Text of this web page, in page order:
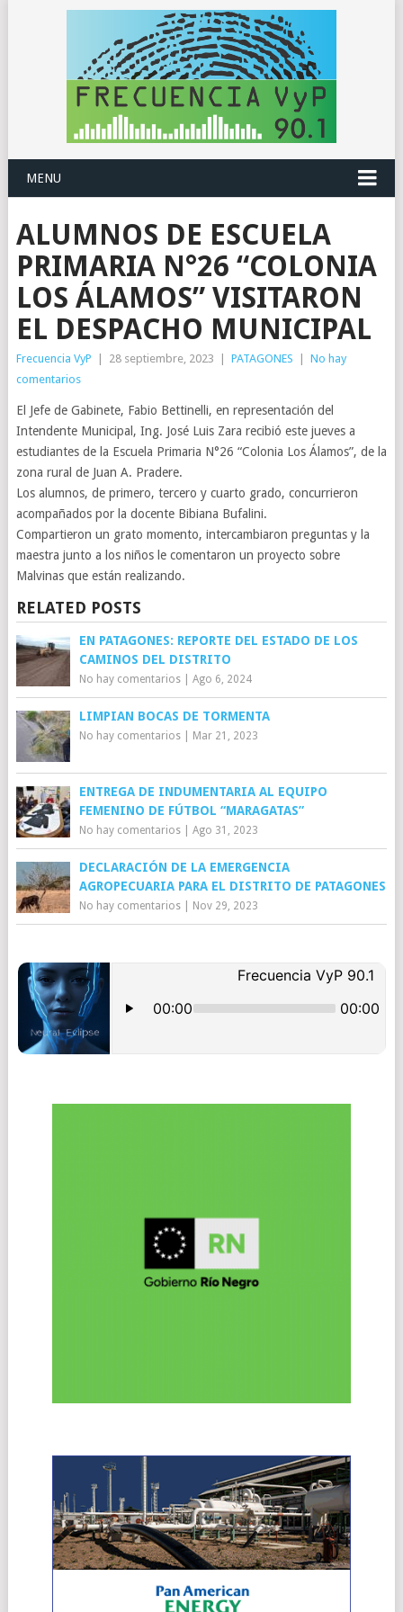
MENU
ALUMNOS DE ESCUELA
PRIMARIA N°26 “COLONIA
LOS ÁLAMOS” VISITARON
EL DESPACHO MUNICIPAL
Frecuencia VyP 28 septiembre, 2023 PATAGONES
No hay
comentarios
El Jefe de Gabinete, Fabio Bettinelli, en representación del
Intendente Municipal, Ing. José Luis Zara recibió este jueves a
estudiantes de la Escuela Primaria N°26 “Colonia Los Álamos”, de la
zona rural de Juan A. Pradere.
Los alumnos, de primero, tercero y cuarto grado, concurrieron
acompañados por la docente Bibiana Bufalini.
Compartieron un grato momento, intercambiaron preguntas y la
maestra junto a los niños le comentaron un proyecto sobre
Malvinas que están realizando.
RELATED POSTS
EN PATAGONES: REPORTE DEL ESTADO DE LOS
CAMINOS DEL DISTRITO
No hay comentarios| Ago 6, 2024
LIMPIAN BOCAS DE TORMENTA
No hay comentarios| Mar 21, 2023
ENTREGA DE INDUMENTARIA AL EQUIPO
FEMENINO DE FÚTBOL “MARAGATAS”
No hay comentarios| Ago 31, 2023
DECLARACIÓN DE LA EMERGENCIA
AGROPECUARIA PARA EL DISTRITO DE PATAGONES
No hay comentarios| Nov 29, 2023